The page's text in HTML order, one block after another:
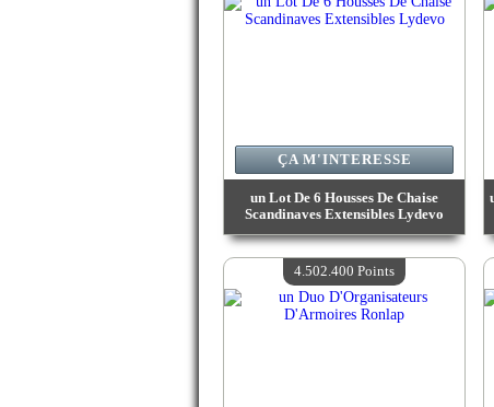
un Lot De 6 Housses De Chaise
Scandinaves Extensibles Lydevo
Valeur :4 586 700 Points
Quantité Disponible :4
ÇA M'INTERESSE
4.502.400 Points